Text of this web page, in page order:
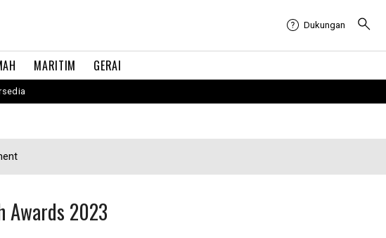
MARITIM GERAI
Dukungan
Awards 2023